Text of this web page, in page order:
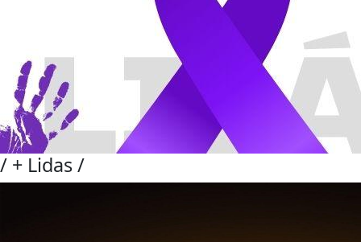
/ + Lidas/